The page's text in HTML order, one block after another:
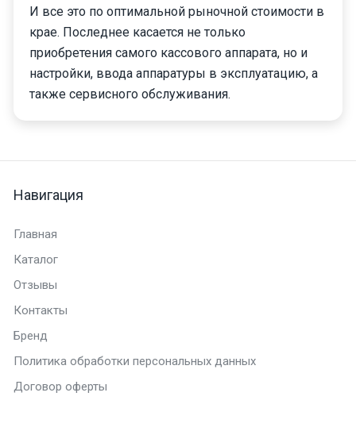
И все это по оптимальной рыночной стоимости в
крае. Последнее касается не только
приобретения самого кассового аппарата, но и
настройки, ввода аппаратуры в эксплуатацию, а
также сервисного обслуживания.
Навигация
Главная
Каталог
Отзывы
Контакты
Бренд
Политика обработки персональных данных
Договор оферты